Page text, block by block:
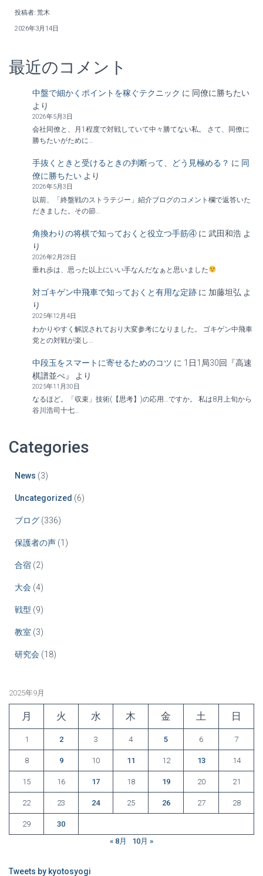
投稿者: 荒木
2026年3月14日
最近のコメント
中盤で細かくポイントを稼ぐテクニック に 同僚に勝ちたい
より
2026年5月3日
会社同僚と、月1程度で対戦していて中々勝てない私。 さて、同僚に
勝ちたいがために…
手抜くときと受けるときの判断って、どう見極める？ に 同
僚に勝ちたい より
2026年5月3日
以前、「終盤戦のストラテジー」紹介ブログのコメント欄で返答いた
だきました。その節…
角換わりの将棋で知っておくと役立つ手筋④ に 武田和浩 よ
り
2026年2月28日
垂れ歩は、思った以上にいい手なんだなぁと思いました
対ゴキゲン中飛車で知っておくと有用な定跡 に 加藤坦弘 よ
り
2025年12月4日
わかりやすく解説されており大変参考になりました。 ゴキゲン中飛車
党との対戦が楽し…
中段玉をスマートに寄せるためのコツ に 1日1局30回『高速
棋譜並べ』
より
2025年11月30日
なるほど。「収束」技術(【思考】)の応用…ですか。 私は8月上旬から
谷川浩司十七…
Categories
News (3)
Uncategorized (6)
ブログ (336)
保護者の声 (1)
合宿 (2)
大会 (4)
戦型 (9)
教室 (3)
研究会 (18)
2025年9月
月 火 水 木 金 土 日
1 2 3 4 5 6 7
8 9 10 11 12 13 14
15 16 17 18 19 20 21
22 23 24 25 26 27 28
29
30
« 8月
10月 »
Tweets by kyotosyogi